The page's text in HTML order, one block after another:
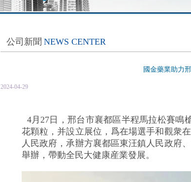
公司新聞 NEWS CENTER
國金藥業助力
2024-04-29
4月27日，邢台市襄都區半程馬拉松賽鳴
花顆粒，并設立展位，爲在場選手和觀衆
人民政府，承辦方襄都區東汪鎮人民政府
舉辦，帶動全民大健康産業發展。